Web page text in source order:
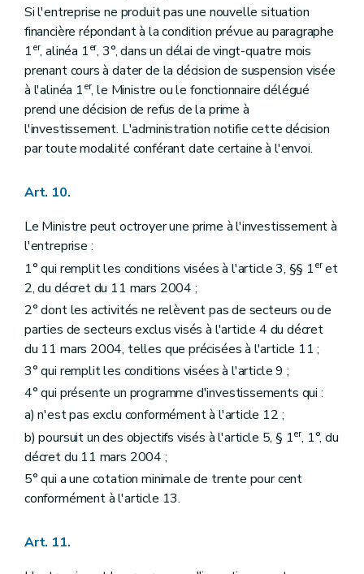
Si l'entreprise ne produit pas une nouvelle situation
financière répondant à la condition prévue au paragraphe
1er, alinéa 1er, 3°, dans un délai de vingt-quatre mois
prenant cours à dater de la décision de suspension visée
à l'alinéa 1er, le Ministre ou le fonctionnaire délégué
prend une décision de refus de la prime à
l'investissement. L'administration notifie cette décision
par toute modalité conférant date certaine à l'envoi.
Art. 10.
Le Ministre peut octroyer une prime à l'investissement à
l'entreprise :
1° qui remplit les conditions visées à l'article 3, §§ 1eret
2, du décret du 11 mars 2004 ;
2° dont les activités ne relèvent pas de secteurs ou de
parties de secteurs exclus visés à l'article 4 du décret
du 11 mars 2004, telles que précisées à l'article 11 ;
3° qui remplit les conditions visées à l'article 9 ;
4° qui présente un programme d'investissements qui :
a) n'est pas exclu conformément à l'article 12 ;
b) poursuit un des objectifs visés à l'article 5, § 1er, 1°, du
décret du 11 mars 2004 ;
5° qui a une cotation minimale de trente pour cent
conformément à l'article 13.
Art. 11.